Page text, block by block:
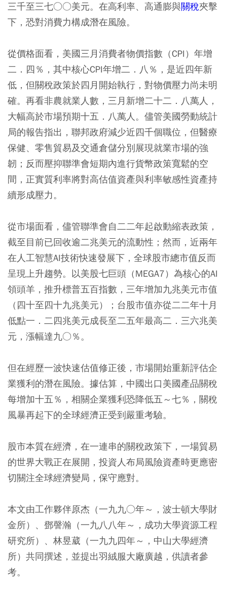
三千至三七○○美元。在高利率、高通膨與關稅夾擊
下，恐對消費力構成潛在風險。
從價格面看，美國三月消費者物價指數（CPI）年增
二．四％，其中核心CPI年增二．八％，是近四年新
低，但關稅政策於四月開始執行，對物價壓力尚未明
確。再看非農就業人數，三月新增二十二．八萬人，
大幅高於市場預期十五．八萬人。儘管美國勞動統計
局的報告指出，聯邦政府減少近四千個職位，但醫療
保健、零售貿易及交通倉儲分別展現就業市場的強
韌；反而壓抑聯準會短期內進行貨幣政策寬鬆的空
間，正實質利率將對高估值資產與利率敏感性資產持
續形成壓力。
從市場面看，儘管聯準會自二二年起啟動縮表政策，
截至目前已回收逾二兆美元的流動性；然而，近兩年
在人工智慧AI技術快速發展下，全球股市總市值反而
呈現上升趨勢。以美股七巨頭（MEGA7）為核心的AI
領頭羊，推升標普五百指數，三年增加九兆美元市值
（四十至四十九兆美元）；台股市值亦從二二年十月
低點一．二四兆美元成長至二五年最高二．三六兆美
元，漲幅達九○％。
但在經歷一波快速估值修正後，市場開始重新評估企
業獲利的潛在風險。據估算，中國出口美國產品關稅
每增加十五％，相關企業獲利恐降低五～七％，關稅
風暴再起下的全球經濟正受到嚴重考驗。
股市本質在經濟，在一連串的關稅政策下，一場貿易
的世界大戰正在展開，投資人布局風險資產時更應密
切關注全球經濟變局，保守應對。
本文由工作夥伴原杰（一九九○年～，波士頓大學財
金所）、鄧謦瀚（一九八八年～，成功大學資源工程
研究所）、林昱葳（一九九四年～，中山大學經濟
所）共同撰述，並提出羽絨服大廠廣越，供讀者參
考。